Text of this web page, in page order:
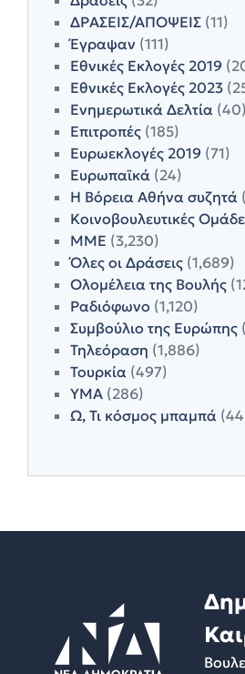
ΔΡΑΣΕΙΣ/ΑΠΟΨΕΙΣ (11)
Έγραψαν (111)
Εθνικές Εκλογές 2019
Εθνικές Εκλογές 2023
Ενημερωτικά Δελτία (40)
Επιτροπές (185)
Ευρωεκλογές 2019 (71)
Ευρωπαϊκά (24)
Η Βόρεια Αθήνα συζητά
Κοινοβουλευτικές
ΜΜΕ (3,230)
Όλες οι Δράσεις (1,689)
Ολομέλεια της Βουλής
Ραδιόφωνο (1,120)
Συμβούλιο της Ευρώπης
Τηλεόραση (1,886)
Τουρκία (497)
ΥΜΑ (286)
Ω, Τι κόσμος μπαμπά